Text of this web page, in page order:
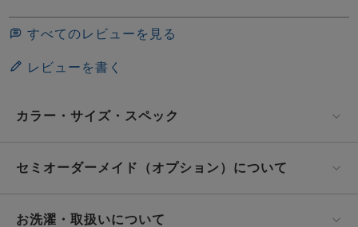
すべてのレビューを見る
レビューを書く
カラー・サイズ・スペック
セミオーダーメイド（オプション）について
お洗濯・取扱いについて